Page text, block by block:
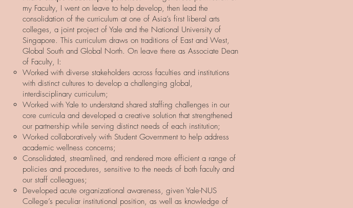
my Faculty, I went on leave to help develop, then lead the
consolidation of the curriculum at one of Asia’s first liberal arts
colleges, a joint project of Yale and the National University of
Singapore. This curriculum draws on traditions of East and West,
Global South and Global North. On leave there as Associate Dean
of Faculty, I:
Worked with diverse stakeholders across faculties and institutions
with distinct cultures to develop a challenging global,
interdisciplinary curriculum;
Worked with Yale to understand shared staffing challenges in our
core curricula and developed a creative solution that strengthened
our partnership while serving distinct needs of each institution;
Worked collaboratively with Student Government to help address
academic wellness concerns;
Consolidated, streamlined, and rendered more efficient a range of
policies and procedures, sensitive to the needs of both faculty and
our staff colleagues;
Developed acute organizational awareness, given Yale-NUS
College’s peculiar institutional position, as well as knowledge of